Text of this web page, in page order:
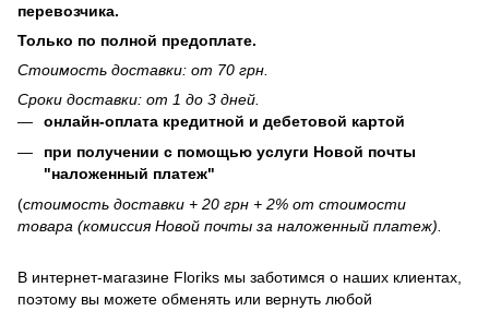
перевозчика.
Только по полной предоплате.
Стоимость доставки: от 70 грн.
Сроки доставки: от 1 до 3 дней.
онлайн-оплата кредитной и дебетовой картой
при получении с помощью услуги Новой почты
"наложенный платеж"
(стоимость доставки + 20 грн + 2% от стоимости
товара (комиссия Новой почты за наложенный платеж).
В интернет-магазине Floriks мы заботимся о наших клиентах,
поэтому вы можете обменять или вернуть любой